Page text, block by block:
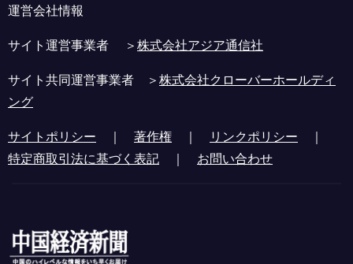
運営会社情報
サイト運営事業者 ＞株式会社アジア通信社
サイト共同運営事業者 ＞株式会社クローバーホールディ
ング
サイトポリシー ｜ 著作権 ｜ リンクポリシー ｜
特定商取引法に基づく表記 ｜ お問い合わせ